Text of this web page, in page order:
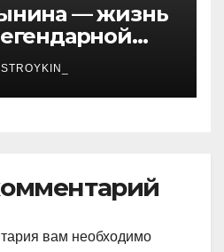
— жизнь
мировые
вам необходимо